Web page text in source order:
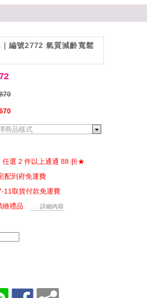
編號2772 氣質減齡寬鬆
商品樣式
選 2 件以上通通 88 折★
配到府免運費
11取貨付款免運費
緻禮品
. . . 詳細內容